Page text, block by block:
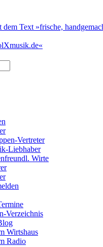
Vertreter
Liebhaber
Wirte
Verzeichnis
Wirtshaus
Radio